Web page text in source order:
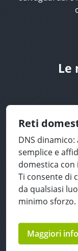
Le
Reti
DNS
semplice e
domestica con
Ti consente di
da qualsiasi
minimo sforzo.
Maggiori